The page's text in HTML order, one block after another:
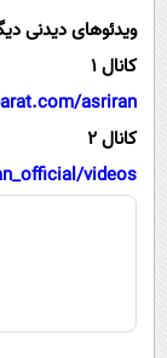
ویدئوهای دیدنی
کانال 1
asriran
کانال 2
videos